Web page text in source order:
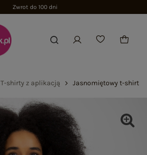
Zwrot do 100 dni
T-shirty z aplikacją Jasnomiętowy t-shirt z